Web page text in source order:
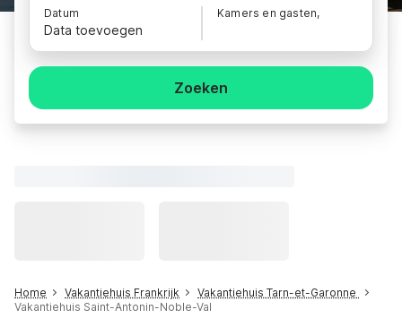
Datum
Data toevoegen
Kamers en gasten,
Zoeken
Home Vakantiehuis Frankrijk
Vakantiehuis Tarn-et-Garonne
Vakantiehuis Saint-Antonin-Noble-Val